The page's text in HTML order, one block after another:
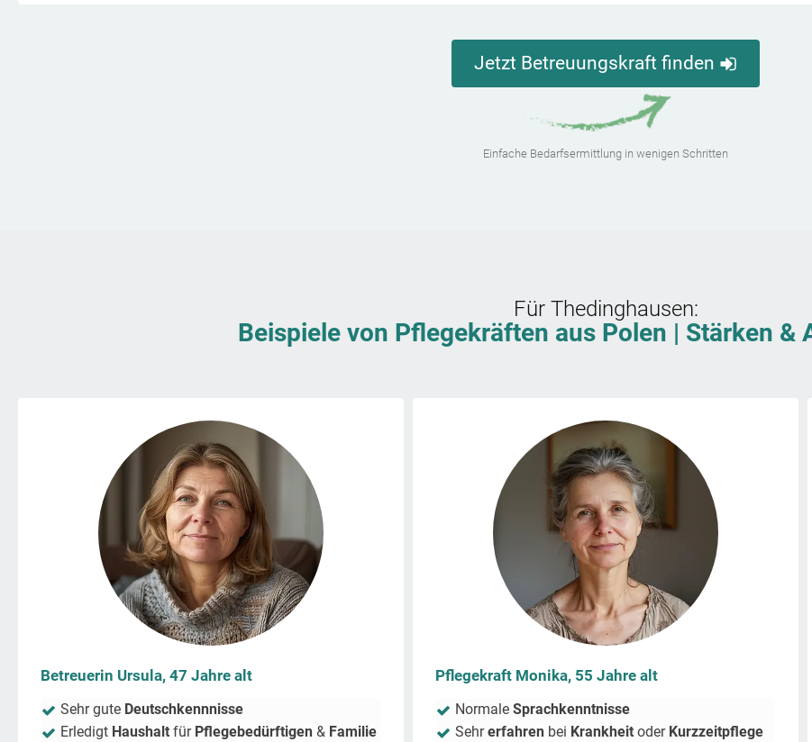
Jetzt Betreuungskraft finden
Einfache Bedarfsermittlung in wenigen Schritten
Für Thedinghausen:
Beispiele von Pflegekräften aus Polen | Stärken &
Betreuerin Ursula, 47 Jahre alt
Sehr gute Deutschkennnisse
Erledigt Haushalt für Pflegebedürftigen & Familie
Pflegekraft Monika, 55 Jahre alt
Normale Sprachkenntnisse
Sehrerfahren bei Krankheit oder Kurzzeitpflege